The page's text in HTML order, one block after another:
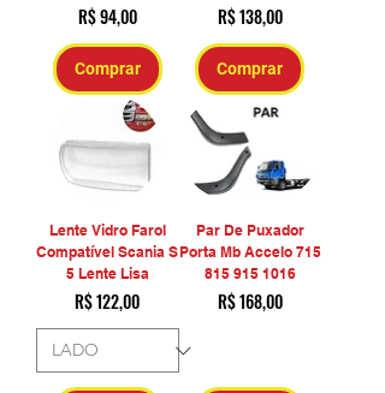
Preço
R$ 94,00
Comprar
Preço
R$ 138,00
Comprar
Lente Vidro Farol
Compatível Scania S
5 Lente Lisa
Preço
R$ 122,00
Par De Puxador
Porta Mb Accelo 715
815 915 1016
Preço
R$ 168,00